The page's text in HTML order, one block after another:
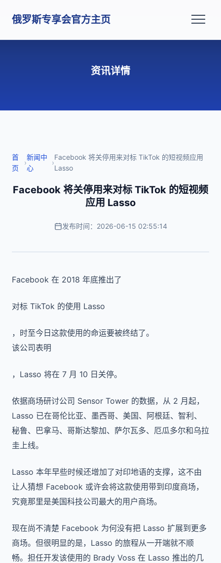
俄罗斯专享会官方主页
资讯详情
首
页
›
新闻中
心
›
Facebook 将关停用来对标 TikTok 的短视频应用
Lasso
Facebook 将关停用来对标 TikTok 的短视频
应用 Lasso
发布时间：2026-06-15 02:55:14
Facebook 在 2018 年底推出了
对标 TikTok 的使用 Lasso
，时至今日这款使用的命运要被终结了。
该公司表明
，Lasso 将在 7 月 10 日关停。
依据商场研讨公司 Sensor Tower 的数据，从 2 月起，
Lasso 已在哥伦比亚、墨西哥、美国、阿根廷、智利、
秘鲁、巴拿马、哥斯达黎加、萨尔瓦多、厄瓜多尔和乌拉
圭上线。
Lasso 本年早些时候还增加了对印地语的支撑，这不由
让人猜想 Facebook 或许会将这款使用带到印度商场，
究竟那里是美国科技公司最大的用户商场。
现在尚不清楚 Facebook 为何没有把 Lasso 扩展到更多
商场。但很明显的是，Lasso 的旅程从一开端就不顺
畅。担任开发该使用的 Brady Voss 在 Lasso 推出的几